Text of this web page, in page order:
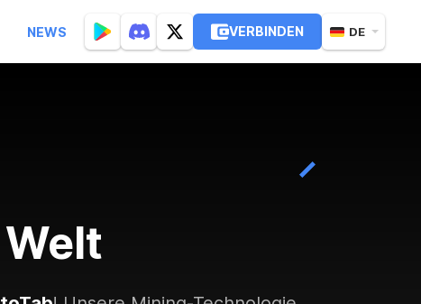
NEWS VERBINDEN DE